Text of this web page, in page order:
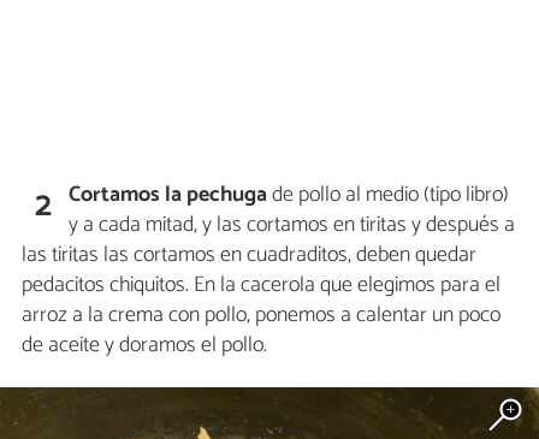
2 Cortamos la pechugade pollo al medio (tipo libro)
y a cada mitad, y las cortamos en tiritas y después a
las tiritas las cortamos en cuadraditos, deben quedar
pedacitos chiquitos. En la cacerola que elegimos para el
arroz a la crema con pollo, ponemos a calentar un poco
de aceite y doramos el pollo.